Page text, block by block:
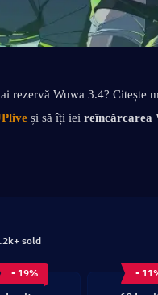
rezervă Wuwa 3.4? Citește
și să îți iei reîncărcarea
sold
- 19% -